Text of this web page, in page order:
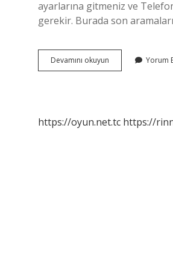
ayarlarına gitmeniz ve
gerekir. Burada son
Devamını okuyun
Devletten
Yorum
https://oyun.net.tc https://